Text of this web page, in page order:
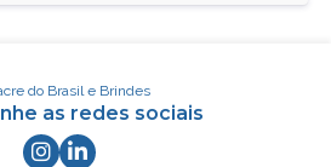
as redes sociais